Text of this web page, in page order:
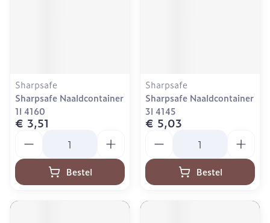
Sharpsafe
Sharpsafe Naaldcontainer
1l 4160
€ 3,51
Bestel
Sharpsafe
Sharpsafe Naaldcontainer
3l 4145
€ 5,03
Bestel